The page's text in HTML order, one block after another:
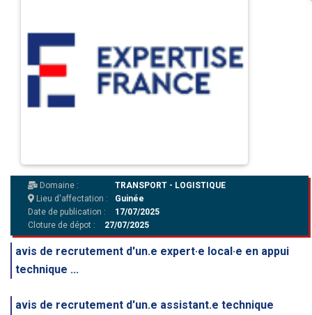
Domaine :
TRANSPORT - LOGISTIQUE
Lieu d'affectation :
Guinée
Date de publication :
17/07/2025
Cloture de dépot :
27/07/2025
avis de recrutement d'un.e expert·e local·e en appui
technique ...
avis de recrutement d'un.e assistant.e technique